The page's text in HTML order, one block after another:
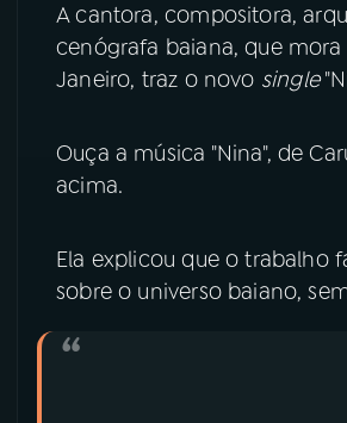
PRÊMIO RÁDIO MEC
YouTube
TikTok
A cantora, compositora,
cenógrafa baiana, que
Janeiro, traz o novo single
Ouça a música "Nina", de
acima.
Ela explicou que o trabalho
sobre o universo baiano,